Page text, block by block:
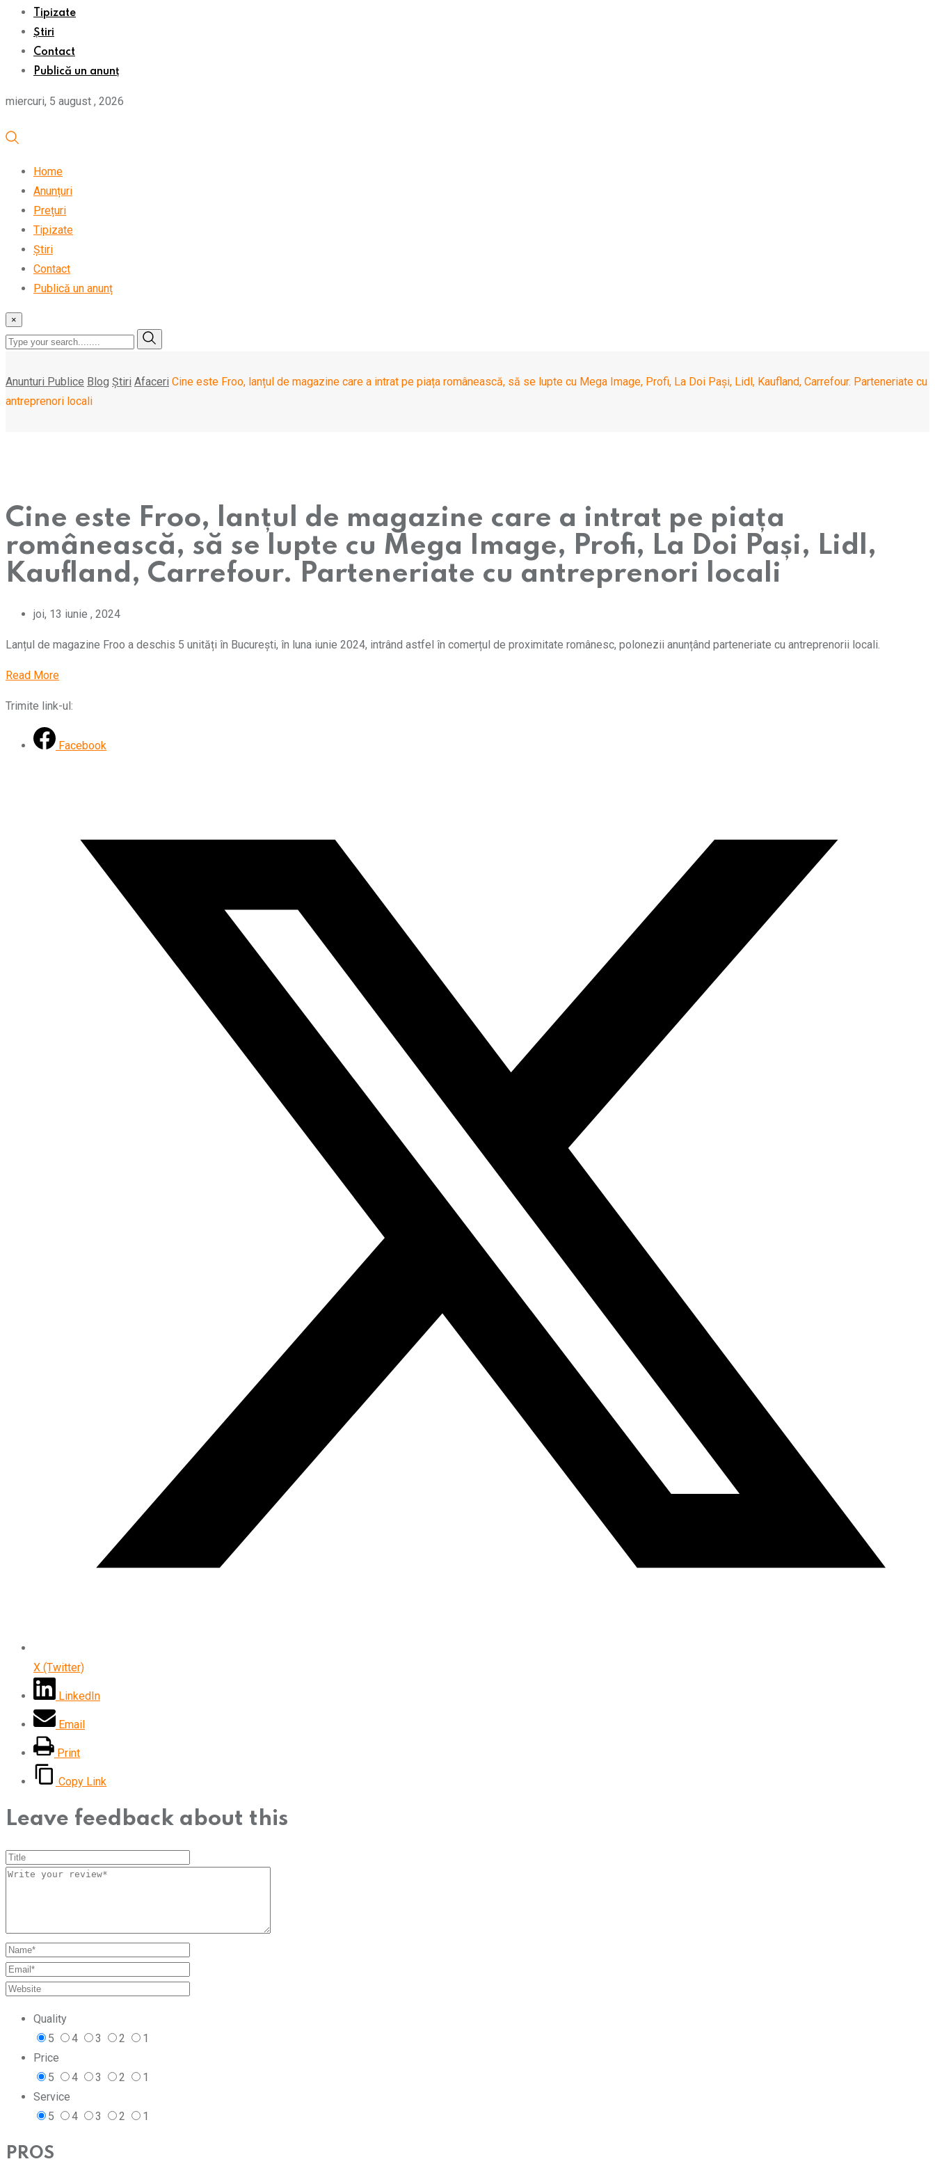
Tipizate
Știri
Contact
Publică un anunț
miercuri, 5 august , 2026
Home
Anunțuri
Prețuri
Tipizate
Știri
Contact
Publică un anunț
×
Anunturi Publice Blog Știri Afaceri Cine este Froo, lanțul de magazine care a intrat pe piața românească, să se lupte cu Mega Image, Profi, La Doi Pași, Lidl, Kaufland, Carrefour. Parteneriate cu
antreprenori locali
Cine este Froo, lanțul de magazine care a intrat pe piața
românească, să se lupte cu Mega Image, Profi, La Doi Pași, Lidl,
Kaufland, Carrefour. Parteneriate cu antreprenori locali
joi, 13 iunie , 2024
Lanțul de magazine Froo a deschis 5 unități în București, în luna iunie 2024, intrând astfel în comerțul de proximitate românesc, polonezii anunțând parteneriate cu antreprenorii locali.
Read More
Trimite link-ul:
Facebook
X (Twitter)
LinkedIn
Email
Print
Copy Link
Leave feedback about this
Quality
5
4 3 2
1
Price
5
4 3 2
1
Service
5
4 3 2 1
PROS